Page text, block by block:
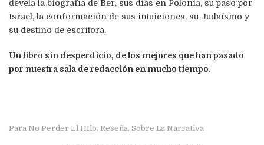
devela la biografía de Ber, sus días en Polonia, su paso por
Israel, la conformación de sus intuiciones, su Judaísmo y
su destino de escritora.
Un libro sin desperdicio, de los mejores que han pa­sa­do
por nuestra sala de redacción en mucho tiempo.
Para No Perder El HIlo, Reseña, Sobre La Narrativa